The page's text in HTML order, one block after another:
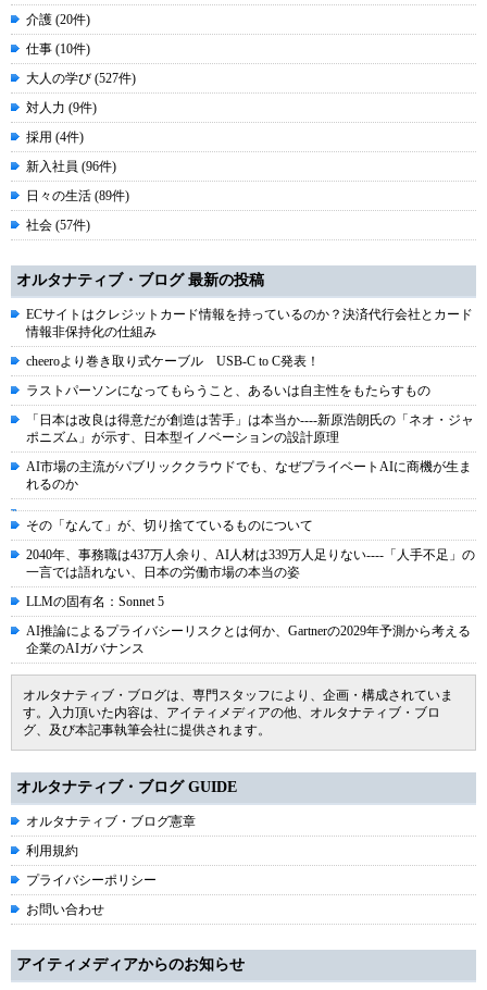
介護 (20件)
仕事 (10件)
大人の学び (527件)
対人力 (9件)
採用 (4件)
新入社員 (96件)
日々の生活 (89件)
社会 (57件)
オルタナティブ・ブログ 最新の投稿
ECサイトはクレジットカード情報を持っているのか？決済代行会社とカード
情報非保持化の仕組み
cheeroより巻き取り式ケーブル USB-C to C発表！
ラストパーソンになってもらうこと、あるいは自主性をもたらすもの
「日本は改良は得意だが創造は苦手」は本当か----新原浩朗氏の「ネオ・ジャ
ポニズム」が示す、日本型イノベーションの設計原理
AI市場の主流がパブリッククラウドでも、なぜプライベートAIに商機が生ま
れるのか
その「なんて」が、切り捨てているものについて
2040年、事務職は437万人余り、AI人材は339万人足りない----「人手不足」の
一言では語れない、日本の労働市場の本当の姿
LLMの固有名：Sonnet 5
AI推論によるプライバシーリスクとは何か、Gartnerの2029年予測から考える
企業のAIガバナンス
オルタナティブ・ブログは、専門スタッフにより、企画・構成されていま
す。入力頂いた内容は、アイティメディアの他、オルタナティブ・ブロ
グ、及び本記事執筆会社に提供されます。
オルタナティブ・ブログ GUIDE
オルタナティブ・ブログ憲章
利用規約
プライバシーポリシー
お問い合わせ
アイティメディアからのお知らせ